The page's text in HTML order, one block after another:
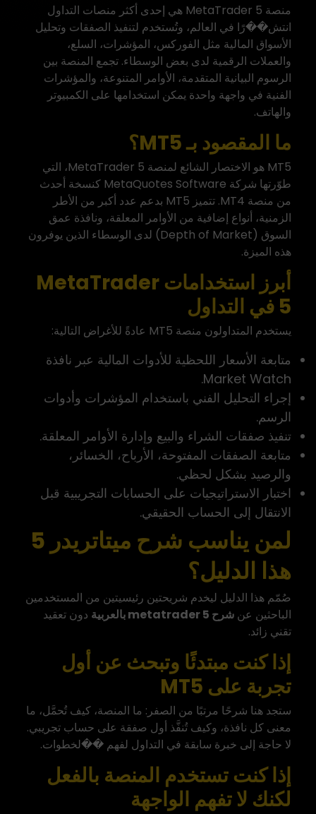
منصة MetaTrader 5 هي إحدى أكثر منصات التداول
انتش��رًا في العالم، وتُستخدم لتنفيذ الصفقات وتحليل
الأسواق المالية مثل الفوركس، المؤشرات، السلع،
والعملات الرقمية لدى بعض الوسطاء. تجمع المنصة بين
الرسوم البيانية المتقدمة، الأوامر المتنوعة، والمؤشرات
الفنية في واجهة واحدة يمكن استخدامها على الكمبيوتر
والهاتف.
ما المقصود بـ MT5؟
MT5 هو الاختصار الشائع لمنصة MetaTrader 5، التي
طوّرتها شركة MetaQuotes Software كنسخة أحدث
من منصة MT4. تتميز MT5 بدعم عدد أكبر من الأطر
الزمنية، أنواع إضافية من الأوامر المعلقة، ونافذة عمق
السوق (Depth of Market) لدى الوسطاء الذين يوفرون
هذه الميزة.
أبرز استخدامات MetaTrader
5 في التداول
يستخدم المتداولون منصة MT5 عادةً للأغراض التالية:
متابعة الأسعار اللحظية للأدوات المالية عبر نافذة
Market Watch.
إجراء التحليل الفني باستخدام المؤشرات وأدوات
الرسم.
تنفيذ صفقات الشراء والبيع وإدارة الأوامر المعلقة.
متابعة الصفقات المفتوحة، الأرباح، الخسائر،
والرصيد بشكل لحظي.
اختبار الاستراتيجيات على الحسابات التجريبية قبل
الانتقال إلى الحساب الحقيقي.
لمن يناسب شرح ميتاتريدر 5
هذا الدليل؟
صُمّم هذا الدليل ليخدم شريحتين رئيسيتين من المستخدمين
الباحثين عن شرح metatrader 5 بالعربية
دون تعقيد
تقني زائد.
إذا كنت مبتدئًا وتبحث عن أول
تجربة على MT5
ستجد هنا شرحًا مرتبًا من الصفر: ما المنصة، كيف تُحمَّل، ما
معنى كل نافذة، وكيف تُنفَّذ أول صفقة على حساب تجريبي.
لا حاجة إلى خبرة سابقة في التداول لفهم ��لخطوات.
إذا كنت تستخدم المنصة بالفعل
لكنك لا تفهم الواجهة